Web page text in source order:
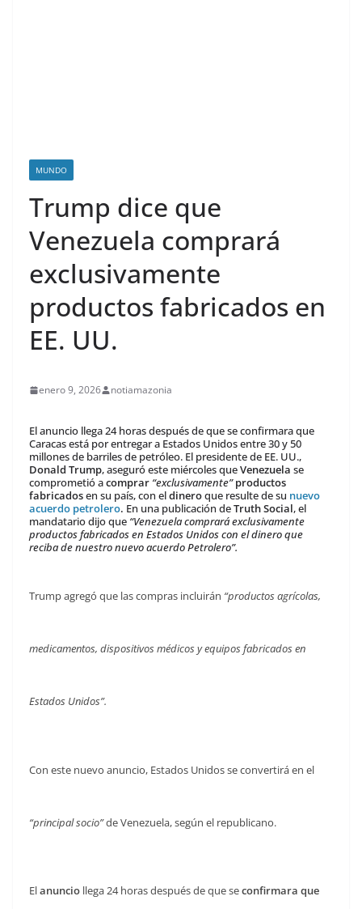
MUNDO
Trump dice que
Venezuela comprará
exclusivamente
productos fabricados en
EE. UU.
enero 9, 2026 notiamazonia
El anuncio llega 24 horas después de que se confirmara que
Caracas está por entregar a Estados Unidos entre 30 y 50
millones de barriles de petróleo. El presidente de EE. UU.,
Donald Trump, aseguró este miércoles queVenezuela se
comprometió acomprar “exclusivamente”productos
fabricadosen su país, con eldineroque resulte de su nuevo
acuerdo petrolero. En una publicación deTruth Social, el
mandatario dijo que “Venezuela comprará exclusivamente
productos fabricados en Estados Unidos con el dinero que
reciba de nuestro nuevo acuerdo Petrolero”.
Trump agregó que las compras incluirán “productos agrícolas,
medicamentos, dispositivos médicos y equipos fabricados en
Estados Unidos”.
Con este nuevo anuncio, Estados Unidos se convertirá en el
“principal socio”de Venezuela, según el republicano.
Elanuncio llega 24 horas después de que seconfirmara que